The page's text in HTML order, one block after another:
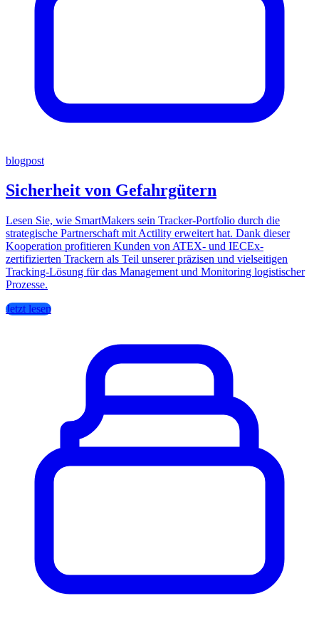
blogpost
Sicherheit von Gefahrgütern
Lesen Sie, wie SmartMakers sein Tracker-Portfolio durch die
strategische Partnerschaft mit Actility erweitert hat. Dank dieser
Kooperation profitieren Kunden von ATEX- und IECEx-
zertifizierten Trackern als Teil unserer präzisen und vielseitigen
Tracking-Lösung für das Management und Monitoring logistischer
Prozesse.
Jetzt lesen